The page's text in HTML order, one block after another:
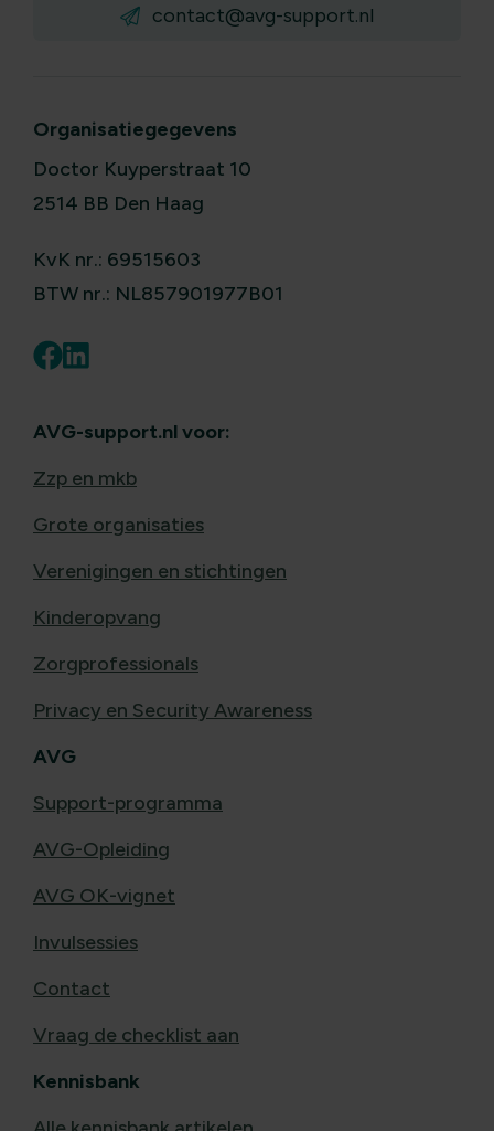
contact@avg-support.nl
Organisatiegegevens
Doctor Kuyperstraat 10
2514 BB Den Haag
KvK nr.: 69515603
BTW nr.: NL857901977B01
AVG-support.nl voor:
Zzp en mkb
Grote organisaties
Verenigingen en stichtingen
Kinderopvang
Zorgprofessionals
Privacy en Security Awareness
AVG
Support-programma
AVG-Opleiding
AVG OK-vignet
Invulsessies
Contact
Vraag de checklist aan
Kennisbank